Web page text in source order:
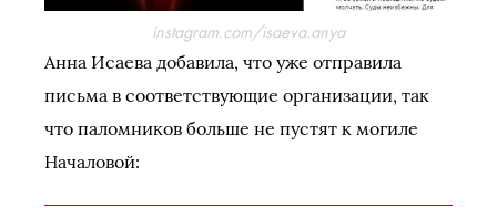
instagram.com/isaeva.anya
Анна Исаева добавила, что уже отправила
письма в соответствующие организации, так
что паломников больше не пустят к могиле
Началовой: